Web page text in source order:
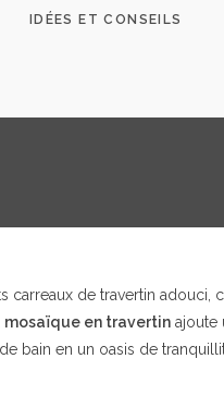
IDÉES ET CONSEILS
carreaux de travertin adouci,
mosaïque en travertin ajoute
bain en un oasis de